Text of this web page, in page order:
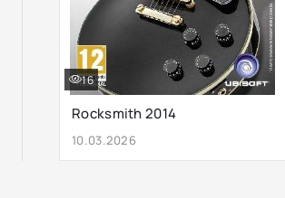
Rocksmith 2014
10.03.2026
16